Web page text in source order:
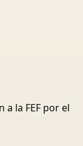
la FEF por el